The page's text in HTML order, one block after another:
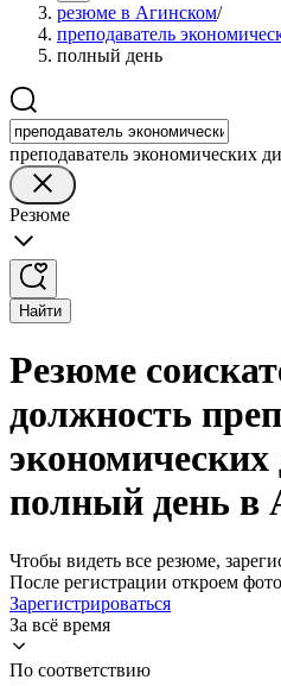
резюме в Агинском/
преподаватель
полный день
преподаватель экономических
Резюме
Найти
Резюме
должность
полный день в
Чтобы видеть все резюме,
После регистрации откроем фото
Зарегистрироваться
За всё время
По соответствию